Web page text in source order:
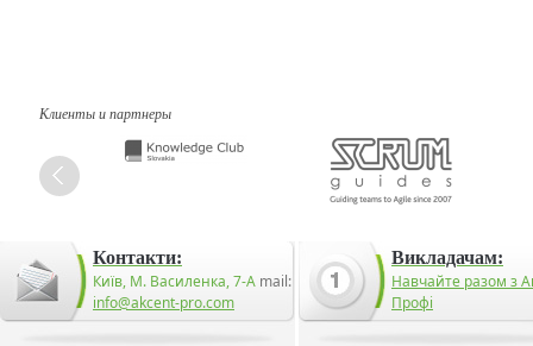
Клиенты и партнеры
Контакти:
Київ, М. Василенка, 7-А mail:
info@akcent-pro.com
Викладачам:
Навчайте разом з
Профі